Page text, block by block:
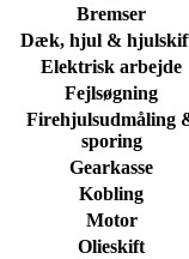
Bremser
Dæk, hjul &
Elektrisk arbejde
Fejlsøgning
Firehjulsudmåling
sporing
Gearkasse
Kobling
Motor
Olieskift